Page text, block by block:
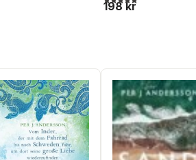
198 kr